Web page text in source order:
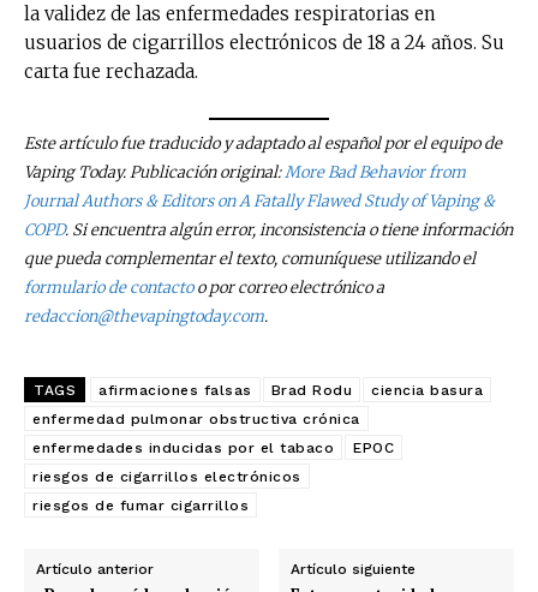
No te pierdas de las
últimas noticias
reducción de daños en tu correo
electrónico.
Subscribe to our daily clipping and
la validez de las enfermedades respiratorias en
usuarios de cigarrillos electrónicos de 18 a 24 años. Su
carta fue rechazada.
Este artículo fue traducido y adaptado al español por el equipo de
Vaping Today. Publicación original:More Bad Behavior from
Journal Authors & Editors on A Fatally Flawed Study of Vaping &
COPD. Si encuentra algún error, inconsistencia o tiene información
que pueda complementar el texto, comuníquese utilizando el
formulario de contactoo por correo electrónico a
redaccion@thevapingtoday.com.
TAGS afirmaciones falsas Brad Rodu
ciencia basura
enfermedad pulmonar obstructiva crónica
enfermedades inducidas por el tabaco
EPOC
riesgos de cigarrillos electrónicos
riesgos de fumar cigarrillos
Artículo anterior Artículo siguiente